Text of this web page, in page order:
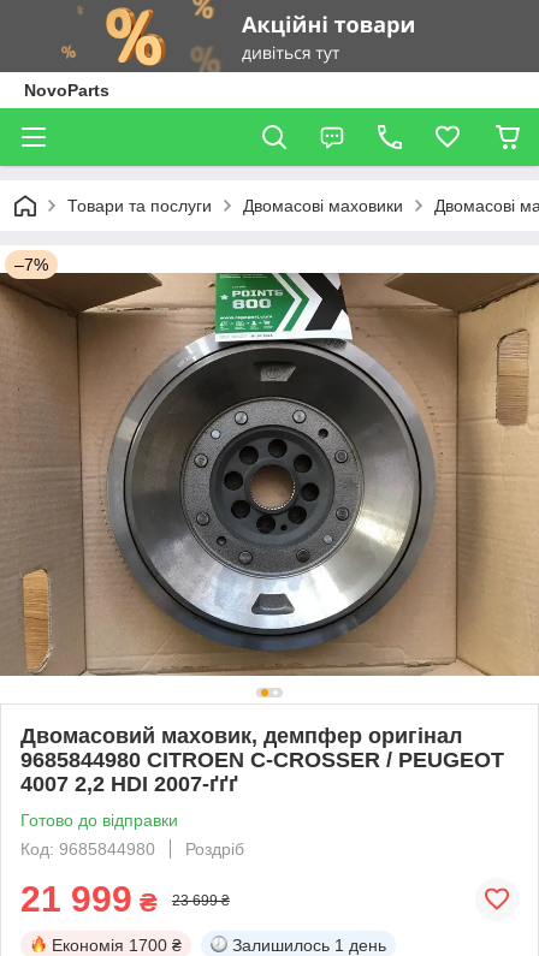
NovoParts
Товари та послуги Двомасові маховики Двомасові
–7%
Двомасовий маховик, демпфер оригінал
9685844980 CITROEN C-CROSSER / PEUGEOT
4007 2,2 HDI 2007-ґґґ
Готово до відправки
Код: 9685844980
Роздріб
21 999 ₴ 23 699 ₴
Економія 1700 ₴ Залишилось 1 день